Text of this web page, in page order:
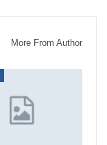
More From Author